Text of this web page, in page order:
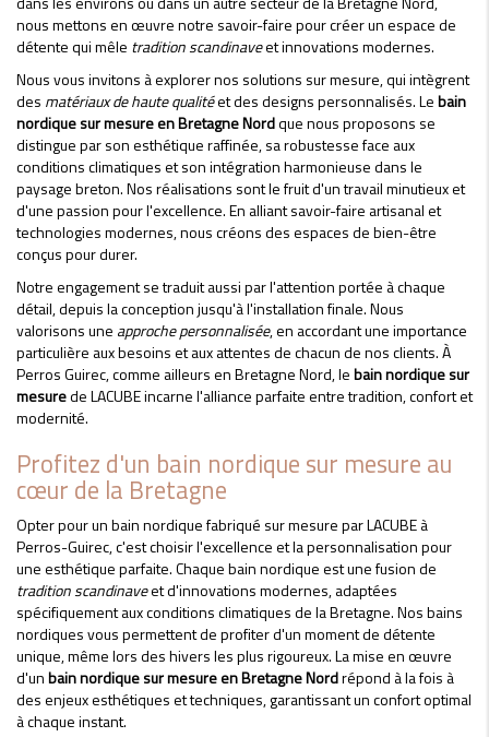
nous mettons en œuvre notre savoir-faire pour créer un espace de
détente qui mêle tradition scandinaveet innovations modernes.
Nous vous invitons à explorer nos solutions sur mesure, qui intègrent
des matériaux de haute qualitéet des designs personnalisés. Lebain
nordique sur mesure en Bretagne Nordque nous proposons se
distingue par son esthétique raffinée, sa robustesse face aux
conditions climatiques et son intégration harmonieuse dans le
paysage breton. Nos réalisations sont le fruit d'un travail minutieux et
d'une passion pour l'excellence. En alliant savoir-faire artisanal et
technologies modernes, nous créons des espaces de bien-être
conçus pour durer.
Notre engagement se traduit aussi par l'attention portée à chaque
détail, depuis la conception jusqu'à l'installation finale. Nous
valorisons une approche personnalisée, en accordant une importance
particulière aux besoins et aux attentes de chacun de nos clients. À
Perros Guirec, comme ailleurs en Bretagne Nord, lebain nordique sur
mesurede LACUBE incarne l'alliance parfaite entre tradition, confort et
modernité.
Profitez d'un bain nordique sur mesure au
cœur de la Bretagne
Opter pour un bain nordique fabriqué sur mesure par LACUBE à
Perros-Guirec, c'est choisir l'excellence et la personnalisation pour
une esthétique parfaite. Chaque bain nordique est une fusion de
tradition scandinaveet d'innovations modernes, adaptées
spécifiquement aux conditions climatiques de la Bretagne. Nos bains
nordiques vous permettent de profiter d'un moment de détente
unique, même lors des hivers les plus rigoureux. La mise en œuvre
d'unbain nordique sur mesure en Bretagne Nordrépond à la fois à
des enjeux esthétiques et techniques, garantissant un confort optimal
à chaque instant.